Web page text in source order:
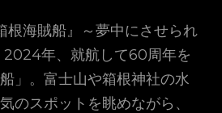
根海賊船』～夢中にさせられ
2024年、就航して60周年を
」。富士山や箱根神社の水
のスポットを眺めながら、